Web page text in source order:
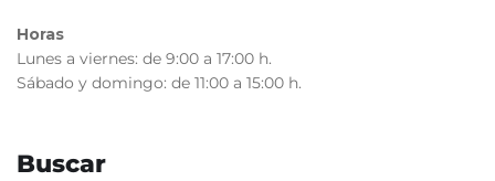
Horas
Lunes a viernes: de 9:00 a 17:00 h.
Sábado y domingo: de 11:00 a 15:00 h.
Buscar